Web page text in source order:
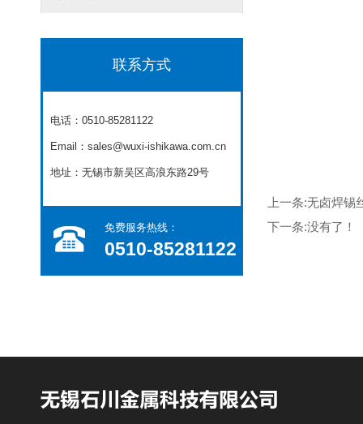
联系方式
电话：0510-85281122
Email：sales@wuxi-ishikawa.com.cn
地址：无锡市新吴区高浪东路29号
免费服务热线：​
0510-85281122
上一条:无卤焊锡
下一条:没有了！